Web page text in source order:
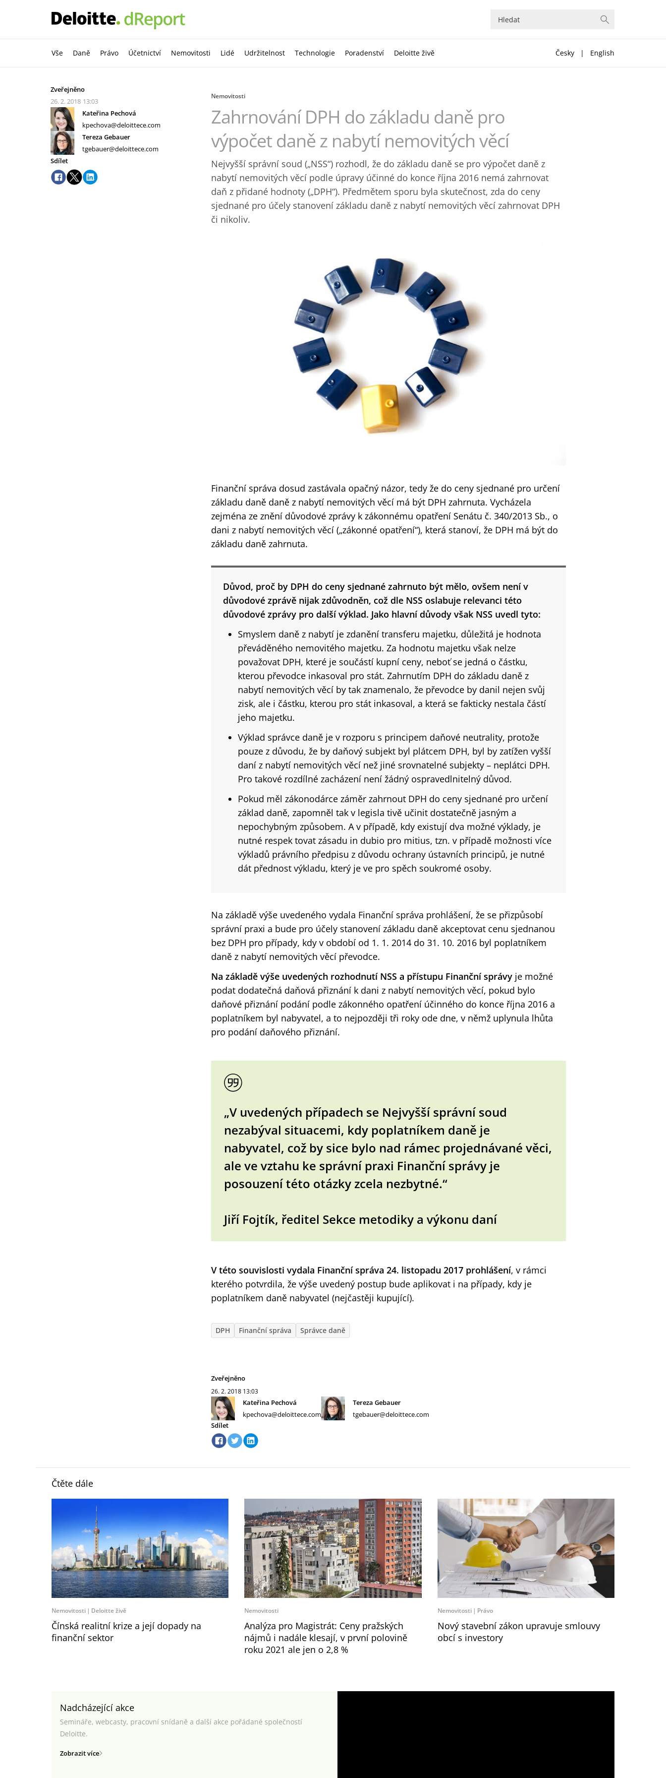
Vše Daně Právo Účetnictví Nemovitosti Lidé Udržitelnost Technologie Poradenství Deloitte živě Česky | English
Zveřejněno
26. 2. 2018 13:03
Kateřina Pechová
kpechova@deloittece.com
Tereza Gebauer
tgebauer@deloittece.com
Sdílet
Nemovitosti
Zahrnování DPH do základu daně pro
výpočet daně z nabytí nemovitých věcí
Nejvyšší správní soud („NSS“) rozhodl, že do základu daně se pro výpočet daně z
nabytí nemovitých věcí podle úpravy účinné do konce října 2016 nemá zahrnovat
daň z přidané hodnoty („DPH“). Předmětem sporu byla skutečnost, zda do ceny
sjednané pro účely stanovení základu daně z nabytí nemovitých věcí zahrnovat DPH
či nikoliv.
Finanční správa dosud zastávala opačný názor, tedy že do ceny sjednané pro určení
základu daně daně z nabytí nemovitých věcí má být DPH zahrnuta. Vycházela
zejména ze znění důvodové zprávy k zákonnému opatření Senátu č. 340/2013 Sb., o
dani z nabytí nemovitých věcí („zákonné opatření“), která stanoví, že DPH má být do
základu daně zahrnuta.
Důvod, proč by DPH do ceny sjednané zahrnuto být mělo, ovšem není v
důvodové zprávě nijak zdůvodněn, což dle NSS oslabuje relevanci této
důvodové zprávy pro další výklad. Jako hlavní důvody však NSS uvedl tyto:
Smyslem daně z nabytí je zdanění transferu majetku, důležitá je hodnota
převáděného nemovitého majetku. Za hodnotu majetku však nelze
považovat DPH, které je součástí kupní ceny, neboť se jedná o částku,
kterou převodce inkasoval pro stát. Zahrnutím DPH do základu daně z
nabytí nemovitých věcí by tak znamenalo, že převodce by danil nejen svůj
zisk, ale i částku, kterou pro stát inkasoval, a která se fakticky nestala částí
jeho majetku.
Výklad správce daně je v rozporu s principem daňové neutrality, protože
pouze z důvodu, že by daňový subjekt byl plátcem DPH, byl by zatížen vyšší
daní z nabytí nemovitých věcí než jiné srovnatelné subjekty – neplátci DPH.
Pro takové rozdílné zacházení není žádný ospravedlnitelný důvod.
Pokud měl zákonodárce záměr zahrnout DPH do ceny sjednané pro určení
základ daně, zapomněl tak v legisla tivě učinit dostatečně jasným a
nepochybným způsobem. A v případě, kdy existují dva možné výklady, je
nutné respek tovat zásadu in dubio pro mitius, tzn. v případě možnosti více
výkladů právního předpisu z důvodu ochrany ústavních principů, je nutné
dát přednost výkladu, který je ve pro spěch soukromé osoby.
Na základě výše uvedeného vydala Finanční správa prohlášení, že se přizpůsobí
správní praxi a bude pro účely stanovení základu daně akceptovat cenu sjednanou
bez DPH pro případy, kdy v období od 1. 1. 2014 do 31. 10. 2016 byl poplatníkem
daně z nabytí nemovitých věcí převodce.
Na základě výše uvedených rozhodnutí NSS a přístupu Finanční správy je možné
podat dodatečná daňová přiznání k dani z nabytí nemovitých věcí, pokud bylo
daňové přiznání podání podle zákonného opatření účinného do konce října 2016 a
poplatníkem byl nabyvatel, a to nejpozději tři roky ode dne, v němž uplynula lhůta
pro podání daňového přiznání.
„V uvedených případech se Nejvyšší správní soud
nezabýval situacemi, kdy poplatníkem daně je
nabyvatel, což by sice bylo nad rámec projednávané věci,
ale ve vztahu ke správní praxi Finanční správy je
posouzení této otázky zcela nezbytné.“
Jiří Fojtík, ředitel Sekce metodiky a výkonu daní
V této souvislosti vydala Finanční správa 24. listopadu 2017 prohlášení, v rámci
kterého potvrdila, že výše uvedený postup bude aplikovat i na případy, kdy je
poplatníkem daně nabyvatel (nejčastěji kupující).
DPH Finanční správa Správce daně
Zveřejněno
26. 2. 2018 13:03
Kateřina Pechová
kpechova@deloittece.com
Tereza Gebauer
tgebauer@deloittece.com
Sdílet
Čtěte dále
Nemovitosti Deloitte živě
Čínská realitní krize a její dopady na
finanční sektor
Nemovitosti
Analýza pro Magistrát: Ceny pražských
nájmů i nadále klesají, v první polovině
roku 2021 ale jen o 2,8 %
Nemovitosti Právo
Nový stavební zákon upravuje smlouvy
obcí s investory
Nadcházející akce
Semináře, webcasty, pracovní snídaně a další akce pořádané společností
Deloitte.
Zobrazit více